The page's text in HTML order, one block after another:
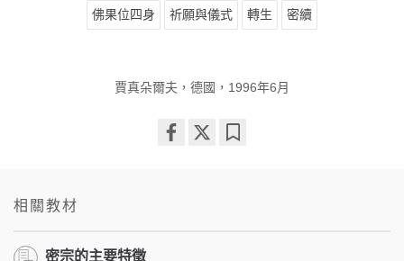
佛果位四身 祈願與儀式 轉生 密續
賈真朵爾夫，德國，1996年6月
相關教材
密宗的主要特徵